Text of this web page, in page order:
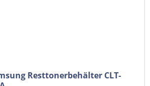
Resttonerbehälter CLT-